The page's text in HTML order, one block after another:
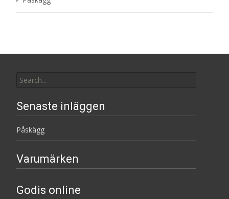
for:
Senaste inläggen
Påskägg
Varumärken
Godis online